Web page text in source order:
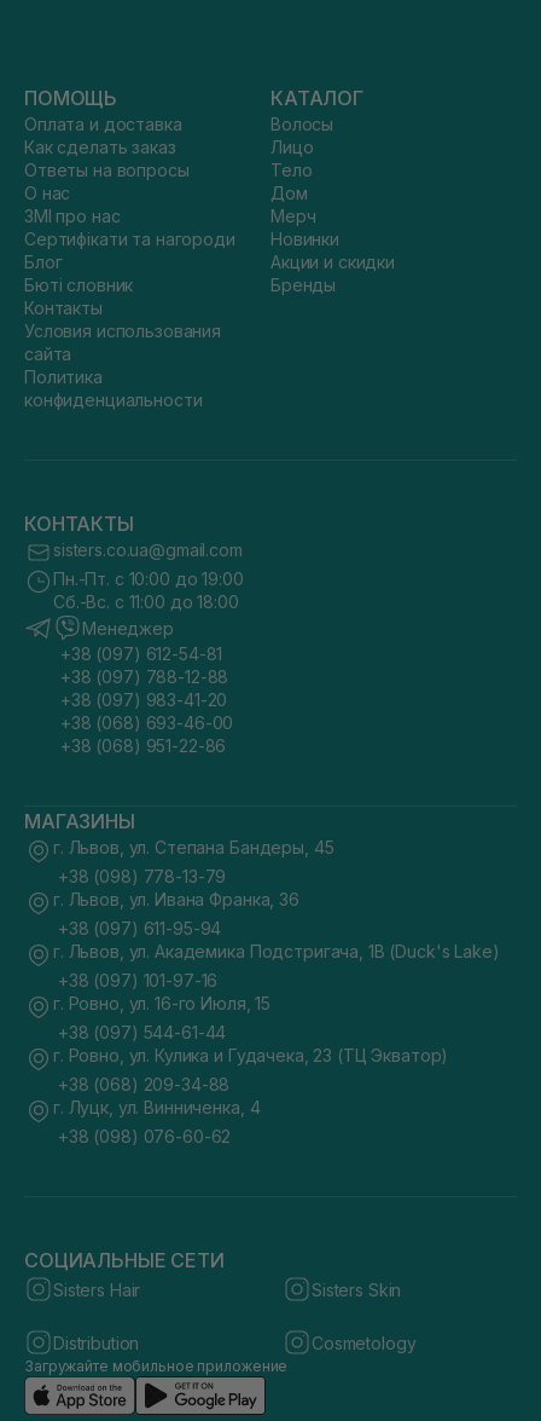
ПОМОЩЬ
Оплата и доставка
Как сделать заказ
Ответы на вопросы
О нас
ЗМІ про нас
Сертифікати та нагороди
Блог
Бюті словник
Контакты
Условия использования
сайта
Политика
конфиденциальности
КАТАЛОГ
Волосы
Лицо
Тело
Дом
Мерч
Новинки
Акции и скидки
Бренды
КОНТАКТЫ
sisters.co.ua@gmail.com
Пн.-Пт. с 10:00 до 19:00
Сб.-Вс. с 11:00 до 18:00
Менеджер
+38 (097) 612-54-81
+38 (097) 788-12-88
+38 (097) 983-41-20
+38 (068) 693-46-00
+38 (068) 951-22-86
МАГАЗИНЫ
г. Львов, ул. Степана Бандеры, 45
+38 (098) 778-13-79
г. Львов, ул. Ивана Франка, 36
+38 (097) 611-95-94
г. Львов, ул. Академика Подстригача, 1В (Duck's Lake)
+38 (097) 101-97-16
г. Ровно, ул. 16-го Июля, 15
+38 (097) 544-61-44
г. Ровно, ул. Кулика и Гудачека, 23 (ТЦ Экватор)
+38 (068) 209-34-88
г. Луцк, ул. Винниченка, 4
+38 (098) 076-60-62
СОЦИАЛЬНЫЕ СЕТИ
Sisters Hair Sisters Skin
Distribution Cosmetology
Загружайте мобильное приложение